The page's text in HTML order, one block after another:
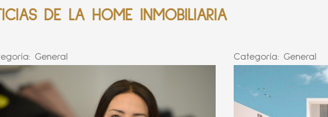
DE LA HOME INMOBILIARIA
General Categoría: General